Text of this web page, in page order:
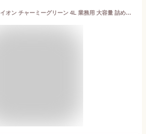
SALE対象商品 ライオン チャーミーグリーン 4L 業務用 大容量 詰め替え 詰替タイプ つめかえ用 台所用 キッチン用 洗剤 中性洗剤 コック付き 注ぎ口付き LION ライオンハイジーン